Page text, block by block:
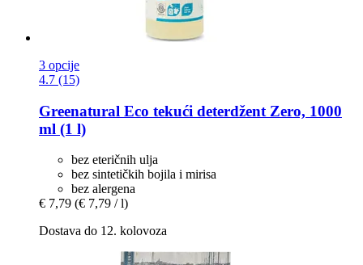
3 opcije
4.7 (15)
Greenatural Eco tekući deterdžent Zero, 1000
ml (1 l)
bez eteričnih ulja
bez sintetičkih bojila i mirisa
bez alergena
€ 7,79 (€ 7,79 / l)
Dostava do 12. kolovoza